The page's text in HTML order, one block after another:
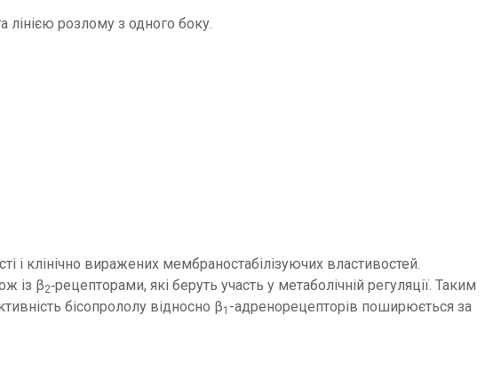
лінією розлому з одного боку.
і клінічно виражених мембраностабілізуючих властивостей.
із β2‑рецепторами, які беруть участь у метаболічній регуляції. Таким
бісопрололу відносно β1 -адренорецепторів поширюється за